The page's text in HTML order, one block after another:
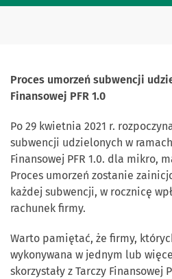
Proces umorzeń subwencji
Finansowej PFR 1.0
Po 29 kwietnia 2021 r.
subwencji udzielonych w
Finansowej PFR 1.0. dla mikro,
Proces umorzeń zostanie
każdej subwencji, w rocznicę
rachunek firmy.
Warto pamiętać, że firmy,
wykonywana w jednym lub
skorzystały z Tarczy Finansowej